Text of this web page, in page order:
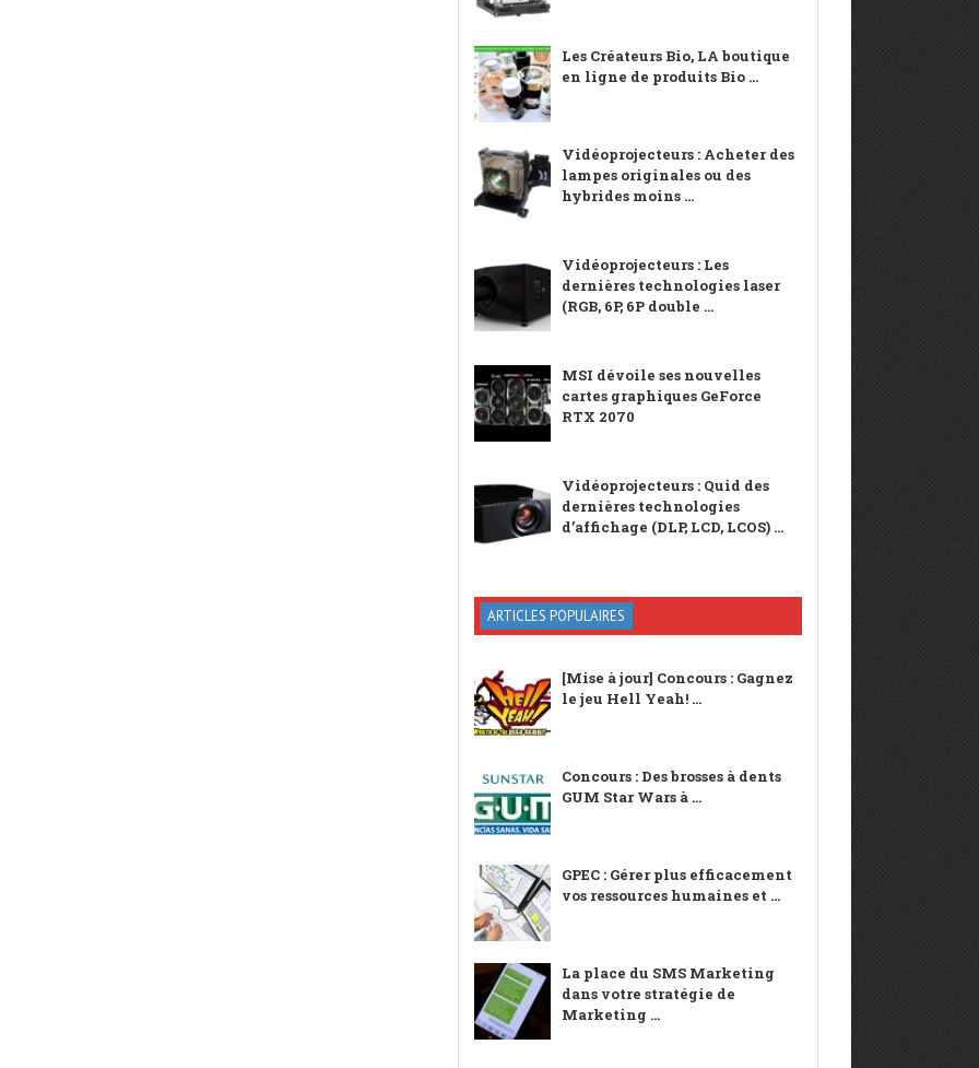
Les Créateurs Bio, LA boutique
en ligne de produits Bio ...
Vidéoprojecteurs : Acheter des
lampes originales ou des
hybrides moins ...
Vidéoprojecteurs : Les
dernières technologies laser
(RGB, 6P, 6P double ...
MSI dévoile ses nouvelles
cartes graphiques GeForce
RTX 2070
Vidéoprojecteurs : Quid des
dernières technologies
d’affichage (DLP, LCD, LCOS) ...
ARTICLES POPULAIRES
[Mise à jour] Concours : Gagnez
le jeu Hell Yeah! ...
Concours : Des brosses à dents
GUM Star Wars à ...
GPEC : Gérer plus efficacement
vos ressources humaines et ...
La place du SMS Marketing
dans votre stratégie de
Marketing ...